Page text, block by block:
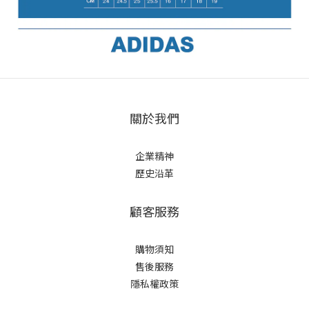
關於我們
企業精神
歷史沿革
顧客服務
購物須知
售後服務
隱私權政策